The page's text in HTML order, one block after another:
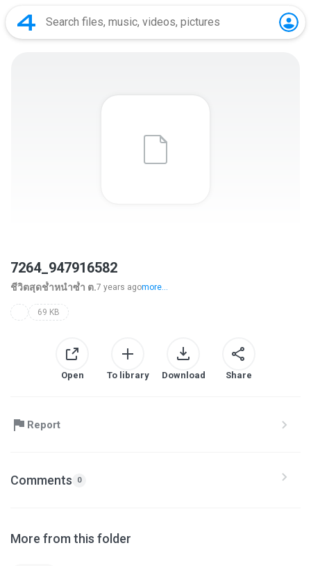
7264_947916582
ชีวิตสุดช้ำหนำซ้ำ ต.7 years agomore...
69 KB
Open To library Download Share
Report
Comments 0
More from this folder